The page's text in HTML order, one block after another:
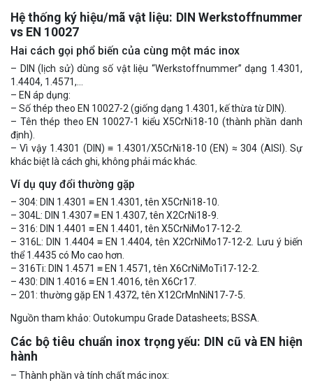
Hệ thống ký hiệu/mã vật liệu: DIN Werkstoffnummer
vs EN 10027
Hai cách gọi phổ biến của cùng một mác inox
– DIN (lịch sử) dùng số vật liệu “Werkstoffnummer” dạng 1.4301,
1.4404, 1.4571,…
– EN áp dụng:
– Số thép theo EN 10027-2 (giống dạng 1.4301, kế thừa từ DIN).
– Tên thép theo EN 10027-1 kiểu X5CrNi18-10 (thành phần danh
định).
– Vì vậy 1.4301 (DIN) ≡ 1.4301/X5CrNi18-10 (EN) ≈ 304 (AISI). Sự
khác biệt là cách ghi, không phải mác khác.
Ví dụ quy đổi thường gặp
– 304: DIN 1.4301 ≡ EN 1.4301, tên X5CrNi18-10.
– 304L: DIN 1.4307 ≡ EN 1.4307, tên X2CrNi18-9.
– 316: DIN 1.4401 ≡ EN 1.4401, tên X5CrNiMo17-12-2.
– 316L: DIN 1.4404 ≡ EN 1.4404, tên X2CrNiMo17-12-2. Lưu ý biến
thể 1.4435 có Mo cao hơn.
– 316Ti: DIN 1.4571 ≡ EN 1.4571, tên X6CrNiMoTi17-12-2.
– 430: DIN 1.4016 ≡ EN 1.4016, tên X6Cr17.
– 201: thường gặp EN 1.4372, tên X12CrMnNiN17-7-5.
Nguồn tham khảo: Outokumpu Grade Datasheets; BSSA.
Các bộ tiêu chuẩn inox trọng yếu: DIN cũ và EN hiện
hành
– Thành phần và tính chất mác inox: